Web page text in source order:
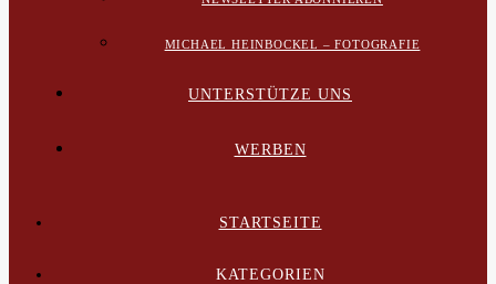
MICHAEL HEINBOCKEL – FOTOGRAFIE
UNTERSTÜTZE UNS
WERBEN
STARTSEITE
KATEGORIEN